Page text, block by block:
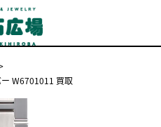
W6701011 買取